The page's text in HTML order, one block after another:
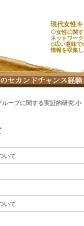
現代女性
◇女性に関す
ネットワーク
◇広い意味で
情報を収集し
ープに関する実証的研究:小
いて
いて